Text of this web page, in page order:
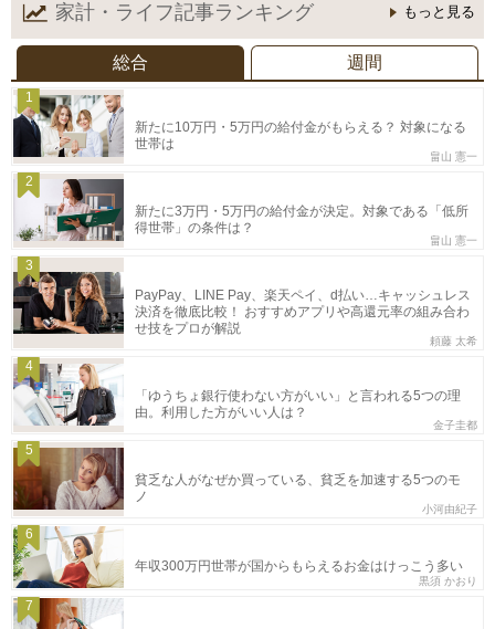
家計・ライフ記事ランキング もっと見る
総合 週間
1
新たに10万円・5万円の給付金がもらえる？ 対象になる
世帯は
畠山 憲一
2
新たに3万円・5万円の給付金が決定。対象である「低所
得世帯」の条件は？
畠山 憲一
3
PayPay、LINE Pay、楽天ペイ、d払い…キャッシュレス
決済を徹底比較！ おすすめアプリや高還元率の組み合わ
せ技をプロが解説
頼藤 太希
4
「ゆうちょ銀行使わない方がいい」と言われる5つの理
由。利用した方がいい人は？
金子圭都
5
貧乏な人がなぜか買っている、貧乏を加速する5つのモ
ノ
小河由紀子
6
年収300万円世帯が国からもらえるお金はけっこう多い
黒須 かおり
7